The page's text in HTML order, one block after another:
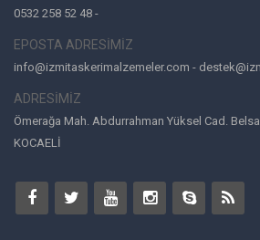
0532 258 52 48 -
EPOSTA ADRESİMİZ
info@izmitaskerimalzemeler.com -
ADRESİMİZ
Ömerağa Mah. Abdurrahman Yüksel Cad.
KOCAELİ